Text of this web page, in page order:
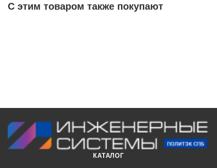
С этим товаром также покупают
КАТАЛОГ